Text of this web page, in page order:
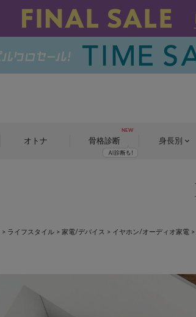
オトナ 骨格診断 身長別
> ライフスタイル > 家電/デバイス > イヤホン/オーディオ家電 >